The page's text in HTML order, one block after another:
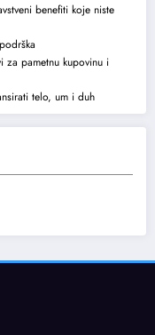
benefiti koje niste
za pametnu kupovinu i
telo, um i duh